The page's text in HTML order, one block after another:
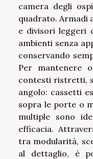
camera degli
quadrato. Armadi
e divisori leggeri
ambienti senza
conservando
Per mantenere
contesti ristretti,
angolo: cassetti
sopra le porte o
multiple sono
efficacia.
tra modularità,
al dettaglio, è